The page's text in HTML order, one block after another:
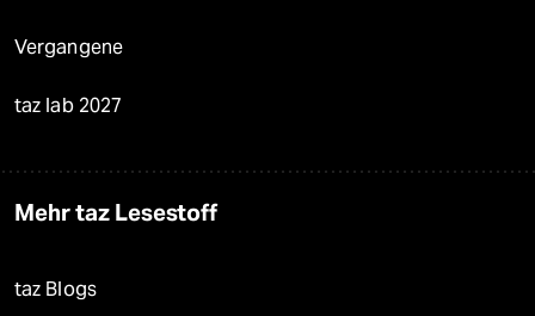
Vergangene
taz lab 2027
Mehr taz Lesestoff
taz Blogs